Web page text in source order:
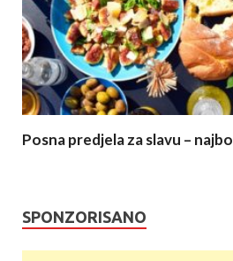
Posna predjela za slavu –
SPONZORISANO